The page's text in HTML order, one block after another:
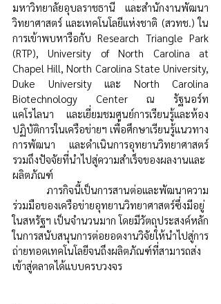
มหาวิทยาลัยอุบลราชธานี และสำนักงานพัฒนา
วิทยาศาสตร์ และเทคโนโลยีแห่งชาติ (สวทช.) ใน
การเข้าพบหารือกับ Research Triangle Park
(RTP), University of North Carolina at
Chapel Hill, North Carolina State University,
Duke University และ North Carolina
Biotechnology Center ณ รัฐนอร์ท
แคโรไลนา และเยี่ยมชมศูนย์การเรียนรู้และห้อง
ปฏิบัติการในเครือข่ายฯ เพื่อศึกษาเรียนรู้แนวทาง
การพัฒนา และดำเนินการอุทยานวิทยาศาสตร์
รวมถึงปัจจัยที่นำไปสู่ความสำเร็จของผลงานและ
ผลิตภัณฑ์
ภารกิจนี้เป็นการสานต่อและพัฒนาความ
ร่วมมือของเครือข่ายอุทยานวิทยาศาสตร์ซึ่งมีอยู่
ในสหรัฐฯ เป็นจำนวนมาก โดยมีวัตถุประสงค์หลัก
ในการสนับสนุนการต่อยอดงานวิจัยให้นำไปสู่การ
ถ่ายทอดเทคโนโลยีจนถึงผลิตภัณฑ์ที่สามารถส่ง
เข้าสู่ตลาดได้แบบครบวงจร